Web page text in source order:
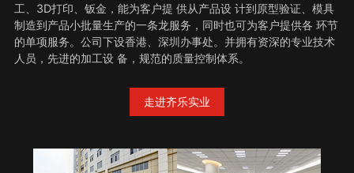
工、3D打印、钣金，能为客户提 供从产品设 计到原型验证、模具
制造到产品小批量生产的一条龙服务，同时也可为客户提供各 环节
的单项服务。公司下设香港、深圳办事处。并拥有资深的专业技术
人员，先进的加工设 备，规范的质量控制体系。
走进齐乐实业